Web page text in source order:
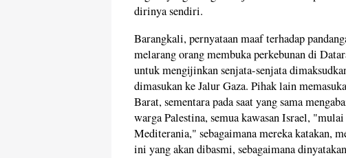
dirinya sendiri.
Barangkali, pernyataan maaf terhadap
melarang orang membuka perkebunan di
untuk mengijinkan senjata-senjata
dimasukan ke Jalur Gaza. Pihak lain
Barat, sementara pada saat yang sama
warga Palestina, semua kawasan Israel,
Mediterania," sebagaimana mereka katakan,
ini yang akan dibasmi, sebagaimana